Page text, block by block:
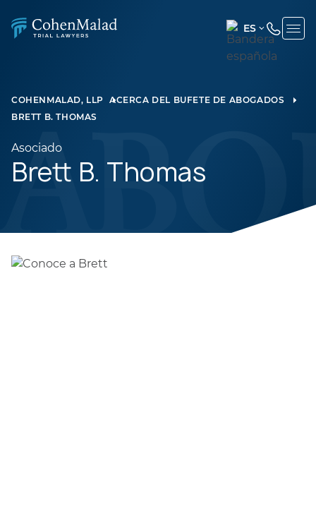
ES
ENGLISH
COHENMALAD, LLP ACERCA DEL BUFETE DE ABOGADOS
BRETT B. THOMAS
Asociado
Brett B. Thomas